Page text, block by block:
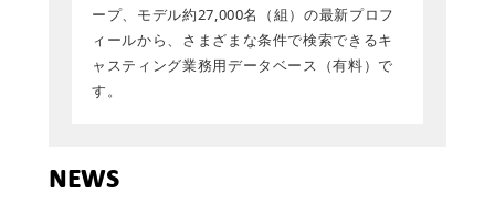
ープ、モデル約27,000名（組）の最新プロフ
ィールから、さまざまな条件で検索できるキ
ャスティング業務用データベース（有料）で
す。
NEWS